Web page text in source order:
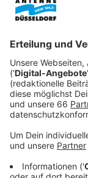
Veröffentlicht:
Anzeige
Fortuna-
Bewerbung
Seit Montag